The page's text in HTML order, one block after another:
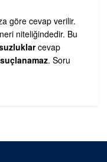
göre cevap verilir.
niteliğindedir. Bu
cevap
suçlanamaz. Soru